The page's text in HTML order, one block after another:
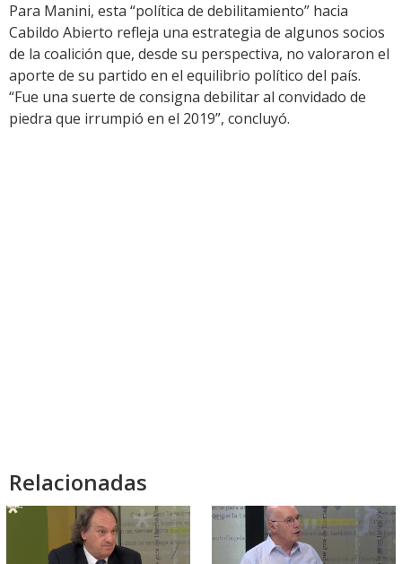
Para Manini, esta “política de debilitamiento” hacia
Cabildo Abierto refleja una estrategia de algunos socios
de la coalición que, desde su perspectiva, no valoraron el
aporte de su partido en el equilibrio político del país.
“Fue una suerte de consigna debilitar al convidado de
piedra que irrumpió en el 2019”, concluyó.
Relacionadas